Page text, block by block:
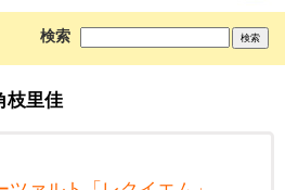
検索
を
枝里佳